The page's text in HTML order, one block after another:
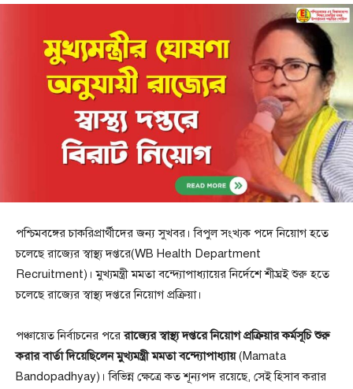
পশ্চিমবঙ্গের চাকরিপ্রার্থীদের জন্য সুখবর। বিপুল সংখ্যক পদে নিয়োগ হতে
চলেছে রাজ্যের স্বাস্থ্য দপ্তরে(WB Health Department
Recruitment)। মুখ্যমন্ত্রী মমতা বন্দ্যোপাধ্যায়ের নির্দেশে শীঘ্রই শুরু হতে
চলেছে রাজ্যের স্বাস্থ্য দপ্তরে নিয়োগ প্রক্রিয়া।
পঞ্চায়েত নির্বাচনের পরেরাজ্যের স্বাস্থ্য দপ্তরে নিয়োগ প্রক্রিয়ার কর্মসূচি শুরু
করার বার্তা দিয়েছিলেন মুখ্যমন্ত্রী মমতা বন্দ্যোপাধ্যায়(Mamata
Bandopadhyay)। বিভিন্ন ক্ষেত্রে কত শূন্যপদ রয়েছে, সেই হিসাব করার